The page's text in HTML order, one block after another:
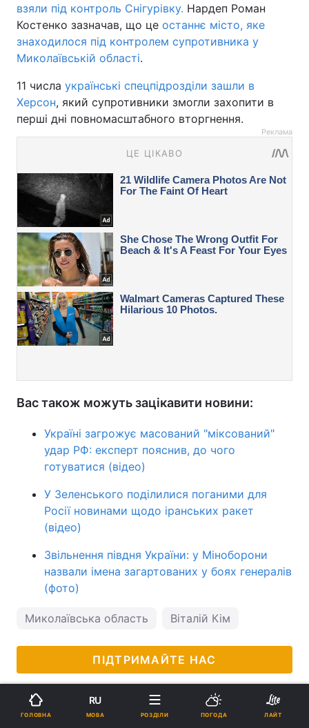
взяли під контроль Снігурівку. Нардеп Роман
Костенко зазначав, що це останнє місто, яке
знаходилося під контролем супротивника у
Миколаївській області.
11 числа українські спецпідрозділи зашли в
Херсон, який супротивники змогли захопити в
перші дні повномасштабного вторгнення.
Реклама
Вас також можуть зацікавити новини:
Україні загрожує масований "міксований"
удар РФ: експерт пояснив, до чого
готуватися (відео)
У Зеленського поділилися поганими для
Росії новинами щодо іранських ракет
(відео)
Звільнення півдня України: у Міноборони
назвали імена загартованих у боях генералів
(фото)
Миколаївська область Віталій Кім
ПІДТРИМАЙТЕ НАС
ГОЛОВНА
RU
МОВА РОЗДІЛИ ПОГОДА ЛАЙТ